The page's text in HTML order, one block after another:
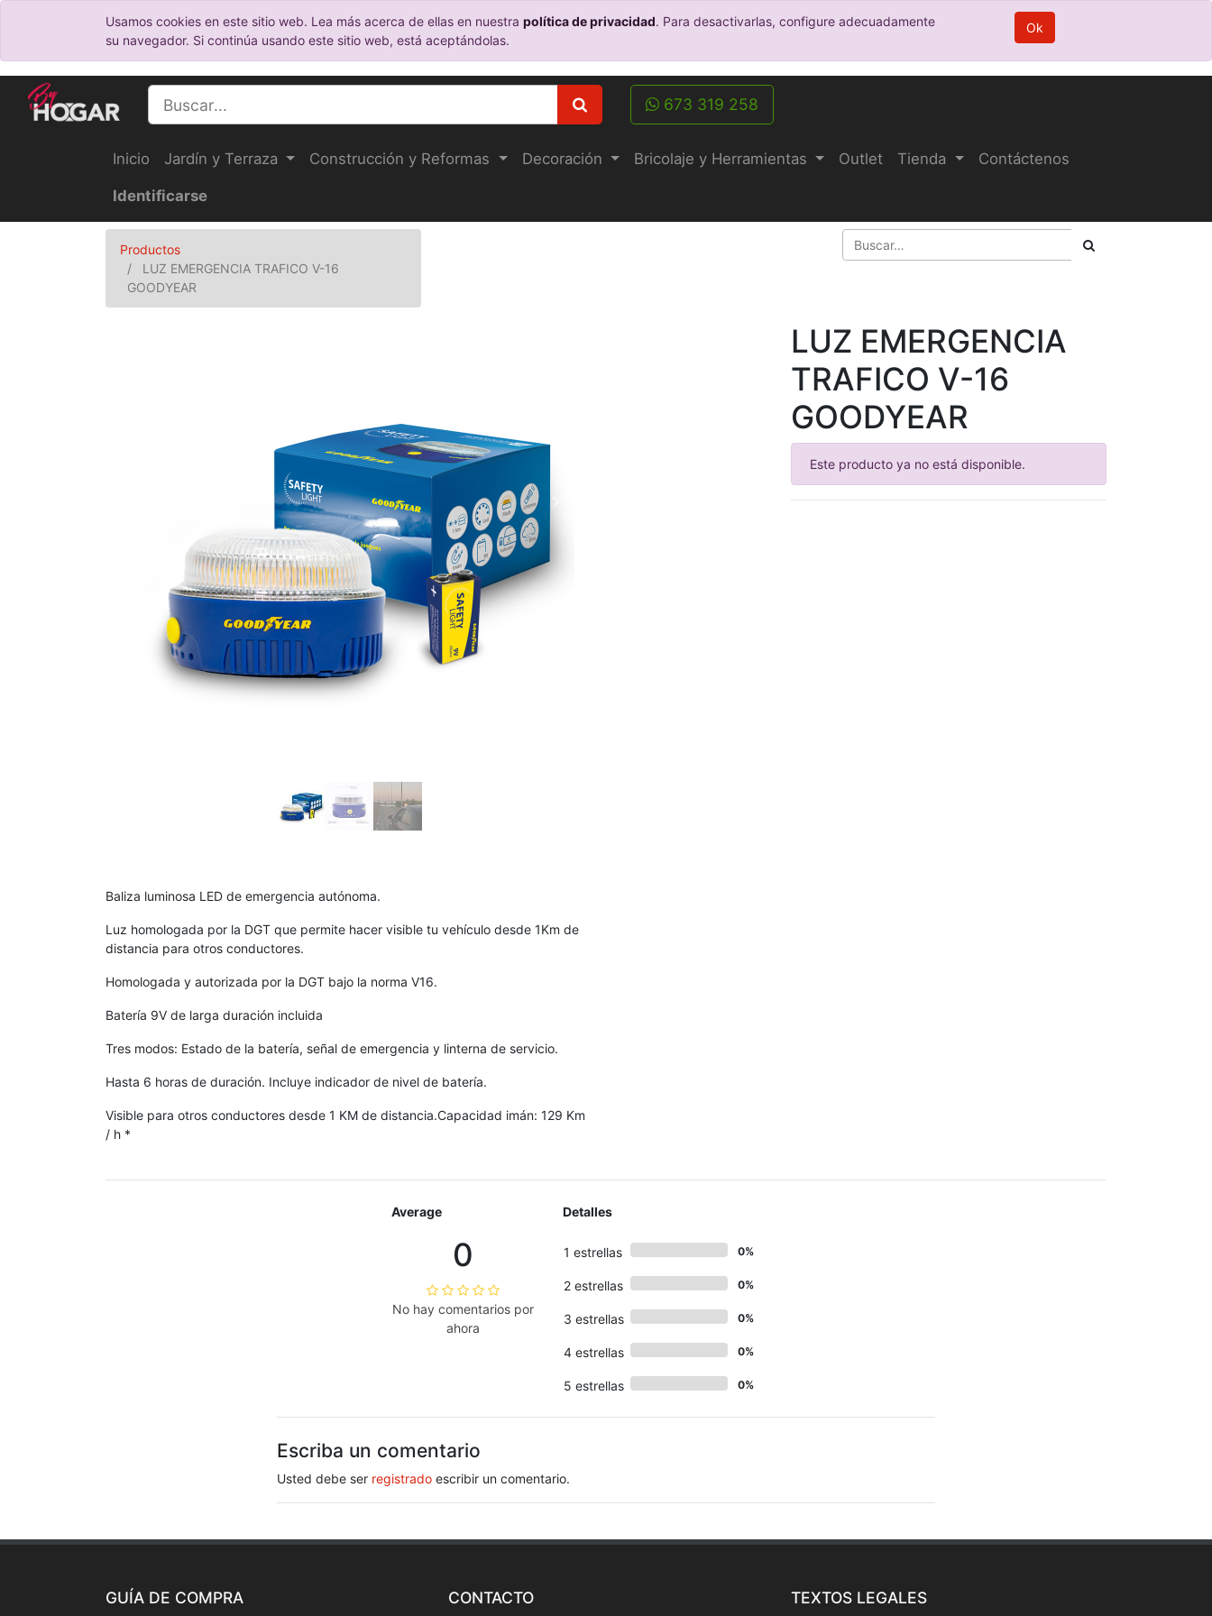
Usamos cookies en este sitio web. Lea más acerca de ellas en nuestra política de privacidad. Para desactivarlas, configure adecuadamente
su navegador. Si continúa usando este sitio web, está aceptándolas.
Ok
673 319 258
Inicio Jardín y Terraza Construcción y Reformas Decoración Bricolaje y Herramientas Outlet Tienda Contáctenos
Identificarse
Productos
LUZ EMERGENCIA TRAFICO V-16
GOODYEAR
Baliza luminosa LED de emergencia autónoma.
Luz homologada por la DGT que permite hacer visible tu vehículo desde 1Km de
distancia para otros conductores.
Homologada y autorizada por la DGT bajo la norma V16.
Batería 9V de larga duración incluida
Tres modos: Estado de la batería, señal de emergencia y linterna de servicio.
Hasta 6 horas de duración. Incluye indicador de nivel de batería.
Visible para otros conductores desde 1 KM de distancia.Capacidad imán: 129 Km
/ h *
LUZ EMERGENCIA
TRAFICO V-16
GOODYEAR
Este producto ya no está disponible.
Average
0
No hay comentarios por
ahora
Detalles
1 estrellas 0%
2 estrellas 0%
3 estrellas 0%
4 estrellas 0%
5 estrellas 0%
Escriba un comentario
Usted debe ser registrado escribir un comentario.
GUÍA DE COMPRA CONTACTO TEXTOS LEGALES